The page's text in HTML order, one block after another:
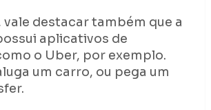
vale destacar também que a
aplicativos de
o Uber, por exemplo.
um carro, ou pega um